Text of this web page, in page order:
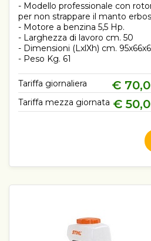
- Modello professionale con
per non strappare il manto
- Motore a benzina 5,5 Hp.
- Larghezza di lavoro cm. 50
- Dimensioni (LxlXh) cm.
- Peso Kg. 61
Tariffa giornaliera €
Tariffa mezza giornata €